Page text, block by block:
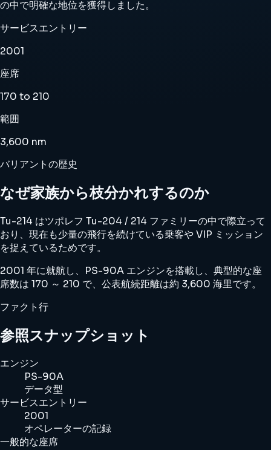
の中で明確な地位を獲得しました。
サービスエントリー
2001
座席
170 to 210
範囲
3,600 nm
バリアントの歴史
なぜ家族から枝分かれするのか
Tu-214 はツポレフ Tu-204 / 214 ファミリーの中で際立って
おり、現在も少量の飛行を続けている乗客や VIP ミッション
を捉えているためです。
2001 年に就航し、PS-90A エンジンを搭載し、典型的な座
席数は 170 ～ 210 で、公表航続距離は約 3,600 海里です。
ファクト行
参照スナップショット
エンジン
PS-90A
データ型
サービスエントリー
2001
オペレーターの記録
一般的な座席